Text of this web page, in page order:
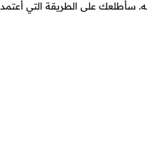
سأطلعك على الطريقة التي